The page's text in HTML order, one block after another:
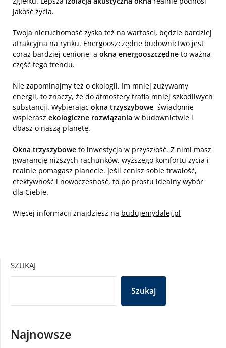
jakość życia.
Twoja nieruchomość zyska też na wartości, będzie bardziej
atrakcyjna na rynku. Energooszczędne budownictwo jest
coraz bardziej cenione, a okna energooszczędne to ważna
część tego trendu.
Nie zapominajmy też o ekologii. Im mniej zużywamy
energii, to znaczy, że do atmosfery trafia mniej szkodliwych
substancji. Wybierając okna trzyszybowe, świadomie
wspierasz ekologiczne rozwiązania w budownictwie i
dbasz o naszą planetę.
Okna trzyszybowe to inwestycja w przyszłość. Z nimi masz
gwarancję niższych rachunków, wyższego komfortu życia i
realnie pomagasz planecie. Jeśli cenisz sobie trwałość,
efektywność i nowoczesność, to po prostu idealny wybór
dla Ciebie.
Więcej informacji znajdziesz na budujemydalej.pl
SZUKAJ
Szukaj
Najnowsze